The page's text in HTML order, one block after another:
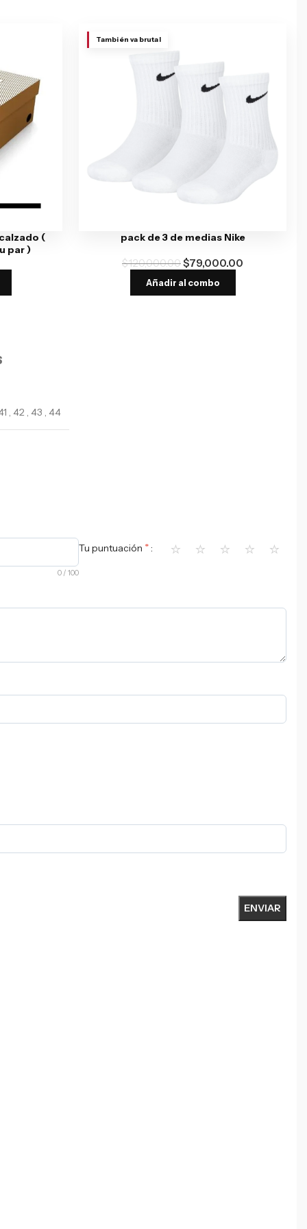
(
par )
También va brutal
pack de 3 de medias Nike
$120,000.00$79,000.00
Añadir al combo
, 42 , 43 , 44
0 / 100
Tu puntuación * ⭐ ⭐ ⭐ ⭐ ⭐